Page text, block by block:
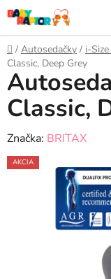
Prejsť
na
obsah
Domov
/ Autosedačky / i-
Classic, Deep Grey
Classic,
Značka: BRITAX
AKCIA